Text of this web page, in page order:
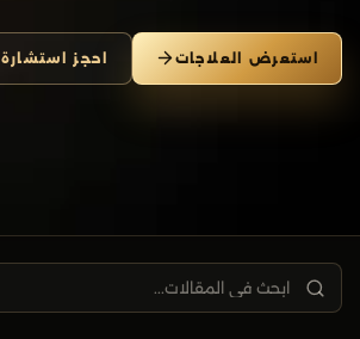
استعرض العلاجات احجز استشارة
ابحث في المقالات...